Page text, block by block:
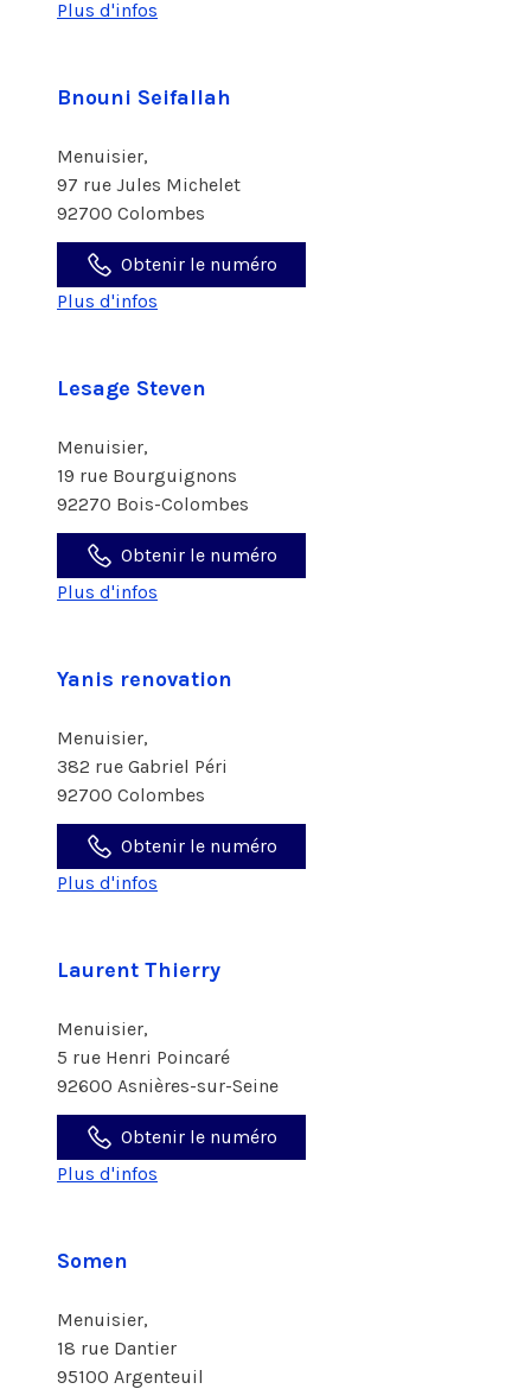
Plus d'infos
Bnouni Seifallah
Menuisier,
97 rue Jules Michelet
92700 Colombes
Obtenir le numéro
Plus d'infos
Lesage Steven
Menuisier,
19 rue Bourguignons
92270 Bois-Colombes
Obtenir le numéro
Plus d'infos
Yanis renovation
Menuisier,
382 rue Gabriel Péri
92700 Colombes
Obtenir le numéro
Plus d'infos
Laurent Thierry
Menuisier,
5 rue Henri Poincaré
92600 Asnières-sur-Seine
Obtenir le numéro
Plus d'infos
Somen
Menuisier,
18 rue Dantier
95100 Argenteuil